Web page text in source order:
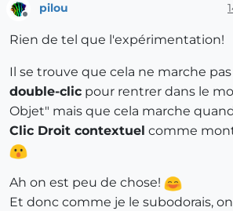
pilou
Rien de tel que l'expérimentation!
Il se trouve que cela ne marche
double-clic pour rentrer dans le
Objet" mais que cela marche
Clic Droit contextuel comme
Ah on est peu de chose!
Et donc comme je le subodorais,